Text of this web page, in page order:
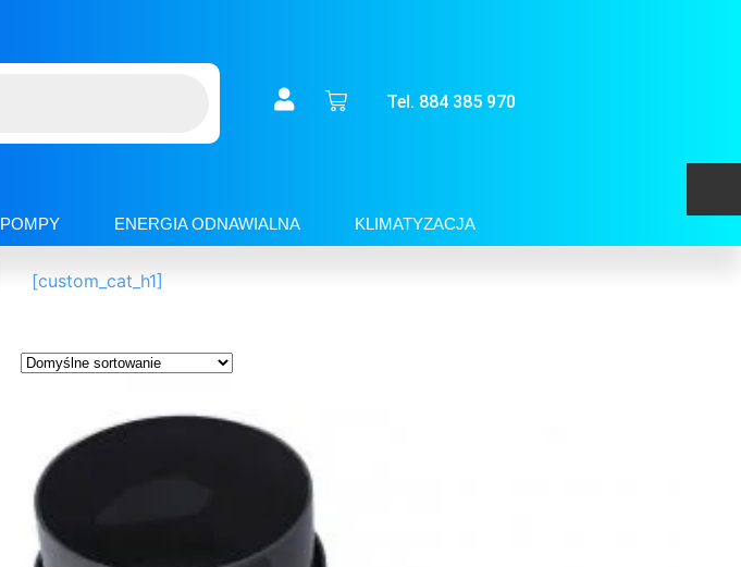
Tel. 884 385 970
POMPY ENERGIA ODNAWIALNA KLIMATYZACJA
[custom_cat_h1]